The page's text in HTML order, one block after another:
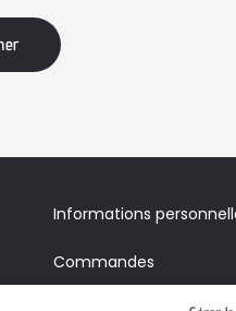
Informations
Commandes